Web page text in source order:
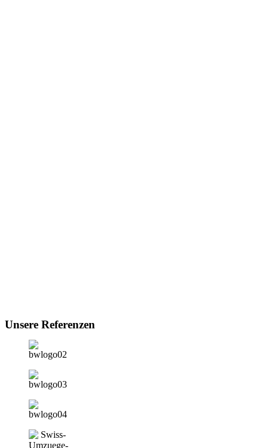
Unsere Referenzen